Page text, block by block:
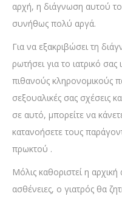
αρχή, η διάγνωση αυτού
συνήθως πολύ αργά.
Για να εξακριβώσει τη
ρωτήσει για το ιατρικό
πιθανούς κληρονομικούς
σεξουαλικές σας σχέσεις
σε αυτό, μπορείτε να
κατανοήσετε τους
πρωκτού .
Μόλις καθοριστεί η
ασθένειες, ο γιατρός θα